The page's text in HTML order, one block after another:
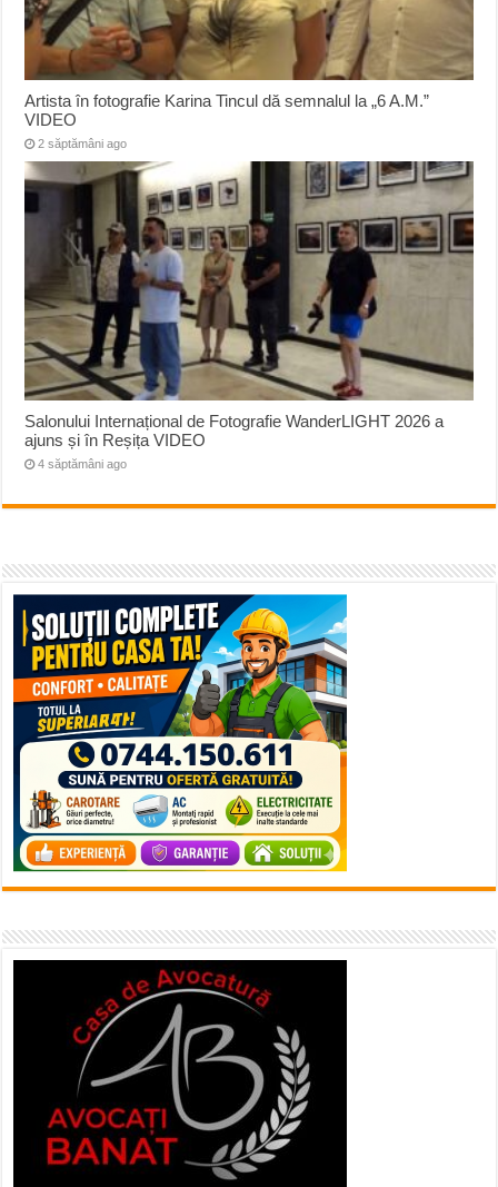
Artista în fotografie Karina Tincul dă semnalul la „6 A.M.”
VIDEO
2 săptămâni ago
Salonului Internațional de Fotografie WanderLIGHT 2026 a
ajuns și în Reșița VIDEO
4 săptămâni ago